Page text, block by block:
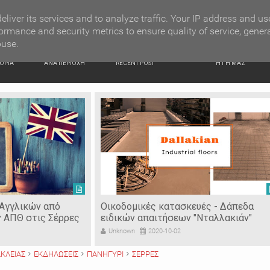
ΑΝΑ ΠΕΡΙΟΧΗ RECENT POST Η ΓΗ ΜΑΣ
από
ΑΠΘ στις Σέρρες
Οικοδομικές κατασκευές - Δάπεδα
ειδικών απαιτήσεων "Νταλλακιάν"
Unknown 2020-10-02
ΕΚΔΗΛΩΣΕΙΣ ΠΑΝΗΓΥΡΙ ΣΕΡΡΕΣ
its services and to analyze traffic. Your IP address and
and security metrics to ensure quality of service,